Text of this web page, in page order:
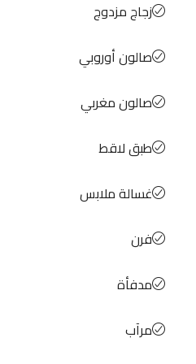
زجاج مزدوج
صالون أوروبي
صالون مغربي
طبق لاقط
غسالة ملابس
فرن
مدفأة
مرآب